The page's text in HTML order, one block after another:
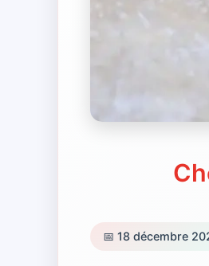
📅 18 décembre